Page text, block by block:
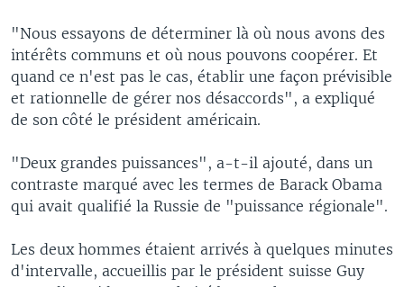
"Nous essayons de déterminer là où nous avons des
intérêts communs et où nous pouvons coopérer. Et
quand ce n'est pas le cas, établir une façon prévisible
et rationnelle de gérer nos désaccords", a expliqué
de son côté le président américain.
"Deux grandes puissances", a-t-il ajouté, dans un
contraste marqué avec les termes de Barack Obama
qui avait qualifié la Russie de "puissance régionale".
Les deux hommes étaient arrivés à quelques minutes
d'intervalle, accueillis par le président suisse Guy